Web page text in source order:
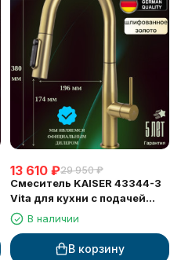
13 610 ₽29 950 ₽
Смеситель KAISER 43344-3
Vita для кухни с подачей
фильтрованной воды
В наличии
В корзину